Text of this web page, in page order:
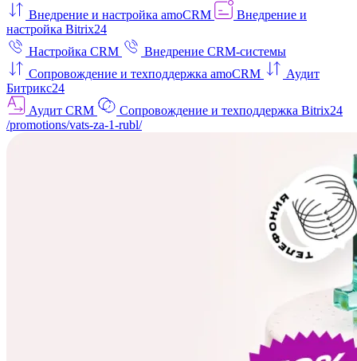
Внедрение и настройка amoCRM
Внедрение и
настройка Bitrix24
Настройка CRM
Внедрение CRM-системы
Сопровождение и техподдержка amoCRM
Аудит
Битрикс24
Аудит CRM
Сопровождение и техподдержка Bitrix24
/promotions/vats-za-1-rubl/